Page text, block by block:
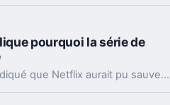
pourquoi la série de
Ted Sarandos a récemment indiqué que Netflix aurait pu sauver la série télévisée Agent Carter mais la plateforme américaine avait finalement décidé de revenir sur sa décision principalement pour des raisons liées au business.